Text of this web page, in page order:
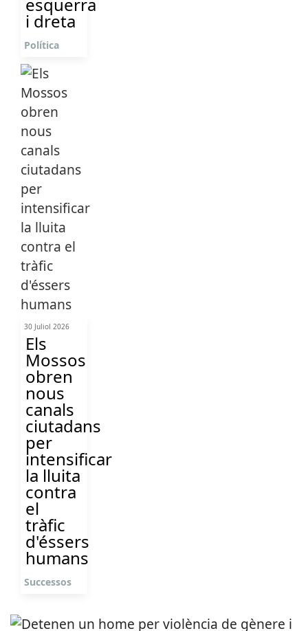
i dreta
Política
30 Juliol 2026
Els
Mossos
obren
nous
canals
ciutadans
per
intensificar
la lluita
contra
el
tràfic
d'éssers
humans
Successos